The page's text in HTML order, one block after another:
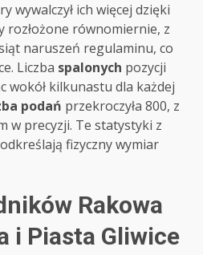
wywalczył ich więcej dzięki
rozłożone równomiernie, z
naruszeń regulaminu, co
Liczba spalonych pozycji
wokół kilkunastu dla każdej
podań przekroczyła 800, z
w precyzji. Te statystyki z
fizyczny wymiar
Rakowa
i Piasta Gliwice